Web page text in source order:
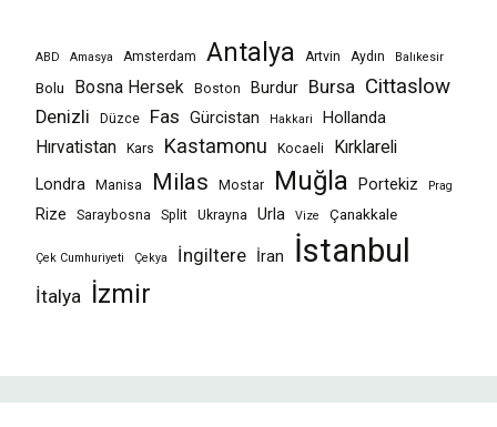
ABD Amasya Amsterdam Antalya Artvin Aydın Balıkesir
Bolu Bosna Hersek Boston Burdur Bursa Cittaslow
Denizli Düzce Fas Gürcistan Hakkari
Hollanda
Hırvatistan
Kars Kastamonu Kocaeli
Kırklareli
Londra
Manisa Milas Mostar Muğla Portekiz Prag
Rize Saraybosna Split Ukrayna Urla Vize Çanakkale
Çek Cumhuriyeti Çekya İngiltere İran İstanbul
İtalya İzmir